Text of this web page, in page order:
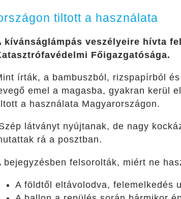
tiltott a használata
kívánságlámpás veszélyeire hívta
Főigazgatósága.
írták, a bambuszból, rizspapírból
emel a magasba, gyakran kerül
a használata Magyarországon.
látványt nyújtanak, de nagy
rá a posztban.
bejegyzésben felsorolták, miért ne
A földtől eltávolodva, felemelkedés